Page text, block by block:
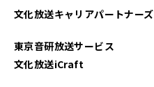
文化放送キャリアパートナーズ
東京音研放送サービス
文化放送iCraft